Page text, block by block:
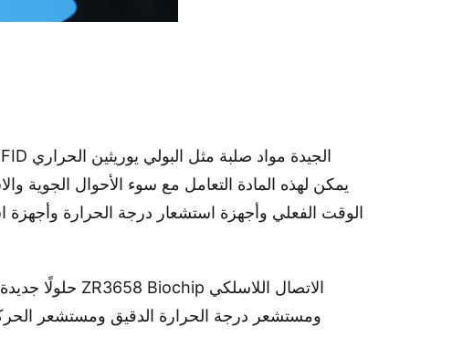
الوقت الفعلي وأجهزة استشعار درجة الحرارة وأجهزة
ومستشعر درجة الحرارة الدقيق ومستشعر